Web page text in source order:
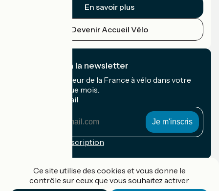
En savoir plus
Devenir Accueil Vélo
Je m'abonne à la newsletter
Recevez le meilleur de la France à vélo dans votre
boîte mail chaque mois.
Mon adresse mail
Conditions d'inscription
Ce site utilise des cookies et vous donne le
contrôle sur ceux que vous souhaitez activer